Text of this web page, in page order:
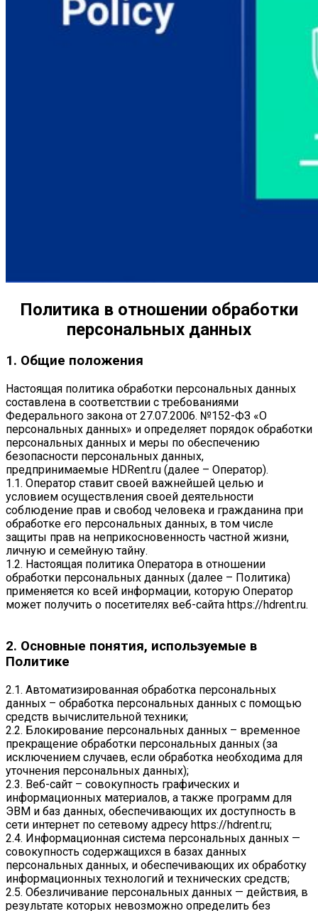
Политика в отношении обработки
персональных данных
1. Общие положения
Настоящая политика обработки персональных данных
составлена в соответствии с требованиями
Федерального закона от 27.07.2006. №152-ФЗ «О
персональных данных» и определяет порядок обработки
персональных данных и меры по обеспечению
безопасности персональных данных,
предпринимаемые HDRent.ru (далее – Оператор).
1.1. Оператор ставит своей важнейшей целью и
условием осуществления своей деятельности
соблюдение прав и свобод человека и гражданина при
обработке его персональных данных, в том числе
защиты прав на неприкосновенность частной жизни,
личную и семейную тайну.
1.2. Настоящая политика Оператора в отношении
обработки персональных данных (далее – Политика)
применяется ко всей информации, которую Оператор
может получить о посетителях веб-сайта https://hdrent.ru.
2. Основные понятия, используемые в
Политике
2.1. Автоматизированная обработка персональных
данных – обработка персональных данных с помощью
средств вычислительной техники;
2.2. Блокирование персональных данных – временное
прекращение обработки персональных данных (за
исключением случаев, если обработка необходима для
уточнения персональных данных);
2.3. Веб-сайт – совокупность графических и
информационных материалов, а также программ для
ЭВМ и баз данных, обеспечивающих их доступность в
сети интернет по сетевому адресу https://hdrent.ru;
2.4. Информационная система персональных данных —
совокупность содержащихся в базах данных
персональных данных, и обеспечивающих их обработку
информационных технологий и технических средств;
2.5. Обезличивание персональных данных — действия, в
результате которых невозможно определить без